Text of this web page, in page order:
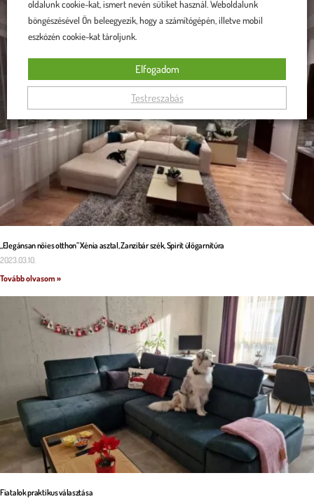
„Elegánsan nőies otthon” Xénia asztal, Zanzibár szék, Spirit ülőgarnitúra
2023.03.10.
Tovább olvasom »
Fiatalok praktikus választása
oldalunk cookie-kat, ismert nevén sütiket használ. Weboldalunk
böngészésével Ön beleegyezik, hogy a számítógépén, illetve mobil
eszközén cookie-kat tároljunk.
Testreszabás
Elfogadom